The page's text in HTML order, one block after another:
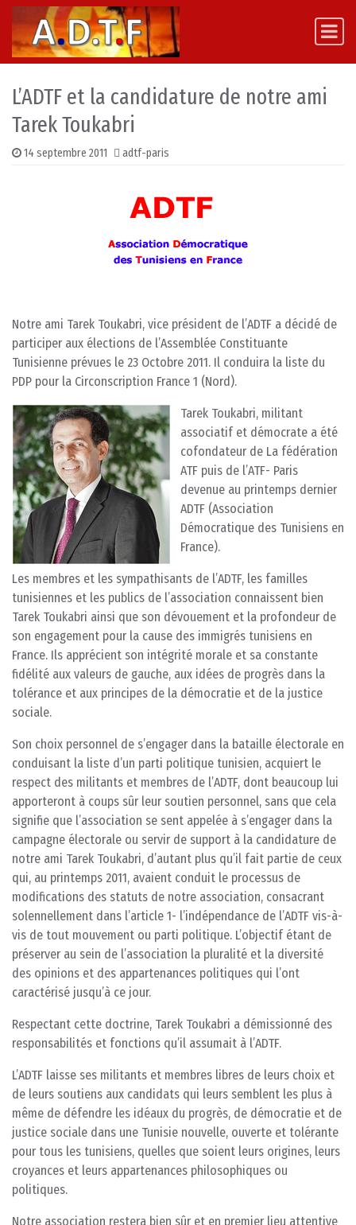
Skip to content
Main Navigation
L’ADTF et la candidature de notre ami
Tarek Toukabri
14 septembre 2011 adtf-paris
Notre ami Tarek Toukabri, vice président de l’ADTF a décidé de
participer aux élections de l’Assemblée Constituante
Tunisienne prévues le 23 Octobre 2011. Il conduira la liste du
PDP pour la Circonscription France 1 (Nord).
Tarek Toukabri, militant
associatif et démocrate a été
cofondateur de La fédération
ATF puis de l’ATF- Paris
devenue au printemps dernier
ADTF (Association
Démocratique des Tunisiens en
France).
Les membres et les sympathisants de l’ADTF, les familles
tunisiennes et les publics de l’association connaissent bien
Tarek Toukabri ainsi que son dévouement et la profondeur de
son engagement pour la cause des immigrés tunisiens en
France. Ils apprécient son intégrité morale et sa constante
fidélité aux valeurs de gauche, aux idées de progrès dans la
tolérance et aux principes de la démocratie et de la justice
sociale.
Son choix personnel de s’engager dans la bataille électorale en
conduisant la liste d’un parti politique tunisien, acquiert le
respect des militants et membres de l’ADTF, dont beaucoup lui
apporteront à coups sûr leur soutien personnel, sans que cela
signifie que l’association se sent appelée à s’engager dans la
campagne électorale ou servir de support à la candidature de
notre ami Tarek Toukabri, d’autant plus qu’il fait partie de ceux
qui, au printemps 2011, avaient conduit le processus de
modifications des statuts de notre association, consacrant
solennellement dans l’article 1- l’indépendance de l’ADTF vis-à-
vis de tout mouvement ou parti politique. L’objectif étant de
préserver au sein de l’association la pluralité et la diversité
des opinions et des appartenances politiques qui l’ont
caractérisé jusqu’à ce jour.
Respectant cette doctrine, Tarek Toukabri a démissionné des
responsabilités et fonctions qu’il assumait à l’ADTF.
L’ADTF laisse ses militants et membres libres de leurs choix et
de leurs soutiens aux candidats qui leurs semblent les plus à
même de défendre les idéaux du progrès, de démocratie et de
justice sociale dans une Tunisie nouvelle, ouverte et tolérante
pour tous les tunisiens, quelles que soient leurs origines, leurs
croyances et leurs appartenances philosophiques ou
politiques.
Notre association restera bien sûr et en premier lieu attentive